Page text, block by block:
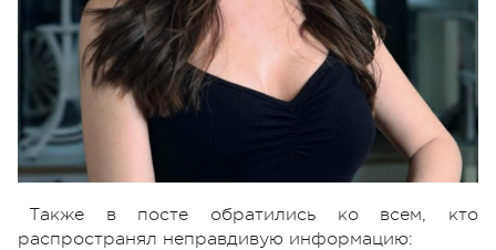
Также в посте обратились ко всем, кто
распространял неправдивую информацию: